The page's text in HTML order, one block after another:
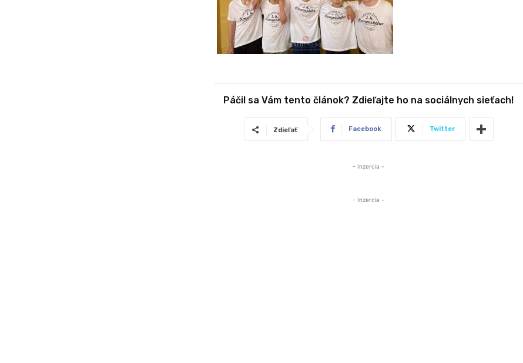
Páčil sa Vám tento článok? Zdieľajte ho na sociálnych sieťach!
Zdieľať Facebook Twitter
- Inzercia -
- Inzercia -